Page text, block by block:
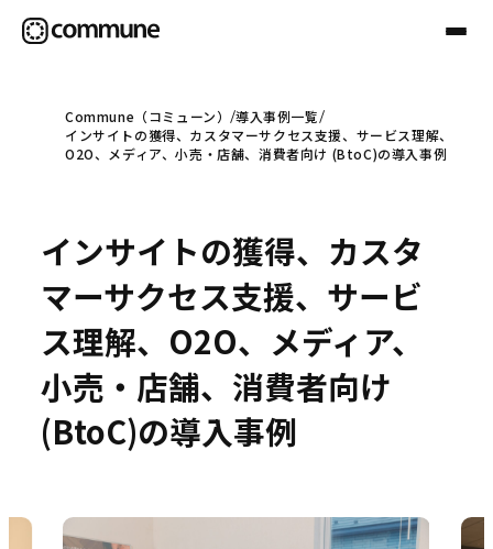
Communeについて
事例
セミナー
Commune（コミューン）
導入事例一覧
インサイトの獲得、カスタマーサクセス支援、サービス理解、
O2O、メディア、小売・店舗、消費者向け (BtoC)の導入事例
インサイトの獲得、カスタ
マーサクセス支援、サービ
ス理解、O2O、メディア、
小売・店舗、消費者向け
(BtoC)の導入事例